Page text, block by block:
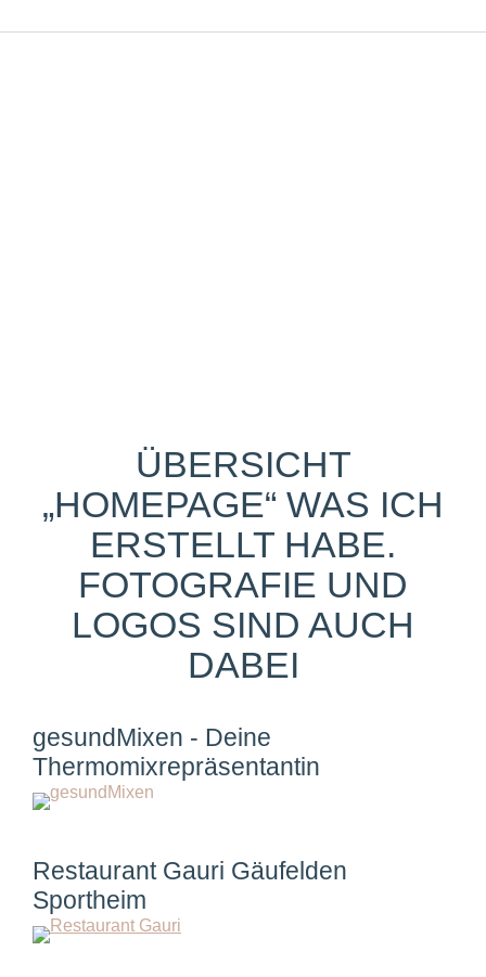
ÜBERSICHT
„HOMEPAGE“ WAS ICH
ERSTELLT HABE.
FOTOGRAFIE UND
LOGOS SIND AUCH
DABEI
gesundMixen - Deine
Thermomixrepräsentantin
Restaurant Gauri Gäufelden
Sportheim